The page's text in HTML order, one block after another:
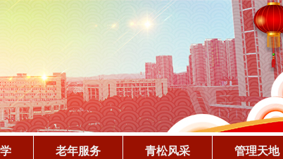
老年服务 青松风采 管理天地